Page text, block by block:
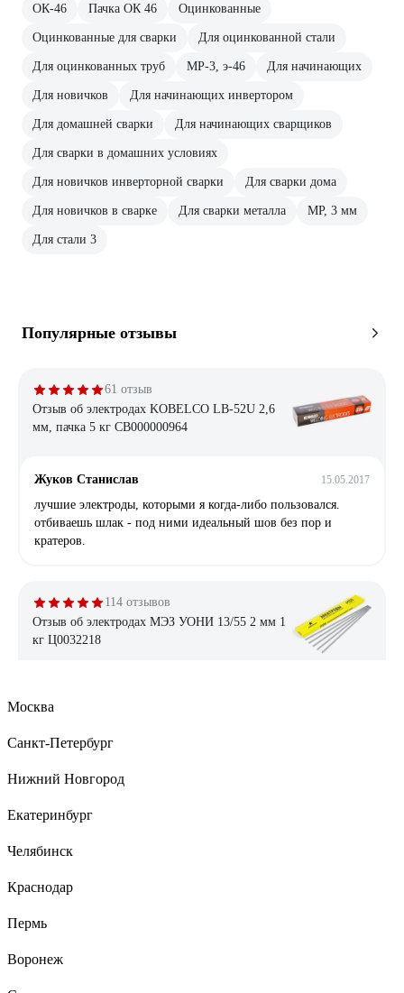
ОК-46 Пачка ОК 46 Оцинкованные
Оцинкованные для сварки Для оцинкованной стали
Для оцинкованных труб МР-3, э-46 Для начинающих
Для новичков Для начинающих инвертором
Для домашней сварки Для начинающих сварщиков
Для сварки в домашних условиях
Для новичков инверторной сварки Для сварки дома
Для новичков в сварке Для сварки металла МР, 3 мм
Для стали 3
Популярные отзывы
61 отзыв
Отзыв об электродах KOBELCO LB-52U 2,6
мм, пачка 5 кг СВ000000964
Жуков Станислав 15.05.2017
лучшие электроды, которыми я когда-либо пользовался.
отбиваешь шлак - под ними идеальный шов без пор и
кратеров.
114 отзывов
Отзыв об электродах МЭЗ УОНИ 13/55 2 мм 1
кг Ц0032218
Отличные электроды но для профессионального
пользования . Это не рутиловые . Ими сложнее работать и
это надо понимать. Но оно того стоит. если ими также
варить как рутиловыми то ничего не выйдет. Проблема не в
них и не в сварочном аппарате а в вас. Отличный надёжный
шов . Не мешает шлак . Легко отбивается . Варю обычным
аппаратом ресантой 160 а . И двойкой - и точно такими же
и это нормально. а более аккуратно чиркать и сразу же
Москва
Санкт-Петербург
Нижний Новгород
Екатеринбург
Челябинск
Краснодар
Пермь
Воронеж